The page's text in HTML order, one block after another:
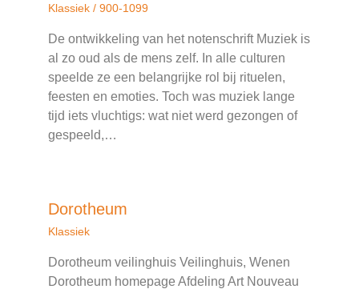
Klassiek / 900-1099
De ontwikkeling van het notenschrift Muziek is
al zo oud als de mens zelf. In alle culturen
speelde ze een belangrijke rol bij rituelen,
feesten en emoties. Toch was muziek lange
tijd iets vluchtigs: wat niet werd gezongen of
gespeeld,…
Dorotheum
Klassiek
Dorotheum veilinghuis Veilinghuis, Wenen
Dorotheum homepage Afdeling Art Nouveau